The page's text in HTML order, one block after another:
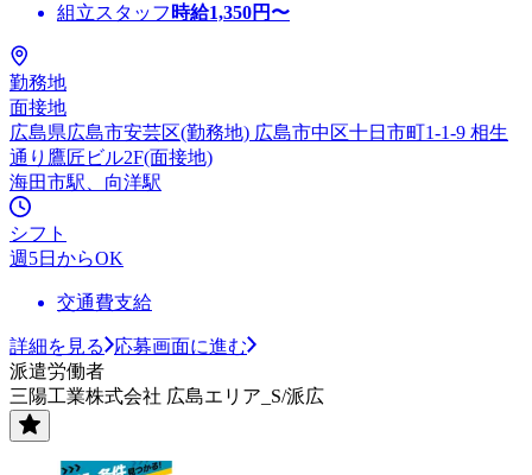
組立スタッフ 時給1,350円〜
勤務地
面接地
広島県広島市安芸区(勤務地) 広島市中区十日市町1-1-9 相生
通り鷹匠ビル2F(面接地)
海田市駅、向洋駅
シフト
週5日からOK
交通費支給
詳細を見る
応募画面に進む
派遣労働者
三陽工業株式会社 広島エリア_S/派広